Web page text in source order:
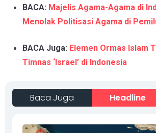
BACA: Majelis Agama-Agama di
Menolak Politisasi Agama di
BACA Juga: Elemen Ormas Islam
Timnas ‘Israel’ di Indonesia
Baca Juga Headline